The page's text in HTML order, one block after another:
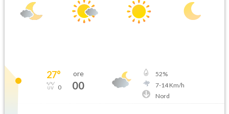
27°
0
ore
00
52%
7-14Km/h
Nord